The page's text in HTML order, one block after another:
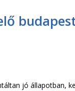
jó állapotban,